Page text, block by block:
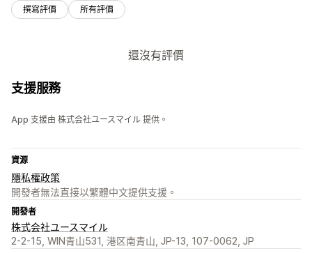
撰寫評價 所有評價
還沒有評價
支援服務
App 支援由 株式会社ユースマイル 提供。
資源
隱私權政策
開發者無法直接以繁體中文提供支援。
開發者
株式会社ユースマイル
2-2-15, WIN青山531, 港区南青山, JP-13, 107-0062, JP